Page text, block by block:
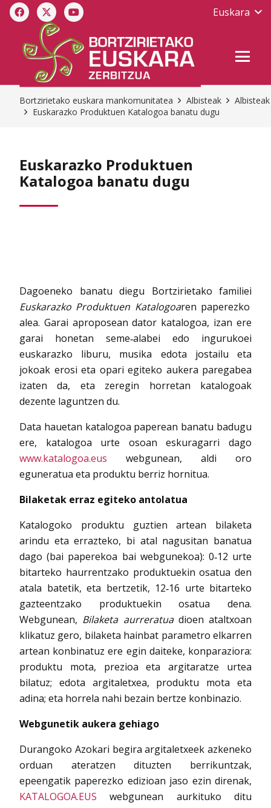
Euskara
Bortzirietako euskara mankomunitatea Albisteak
Albisteak
Euskarazko Produktuen Katalogoa banatu dugu
Euskarazko Produktuen
Katalogoa banatu dugu
Dagoeneko banatu diegu Bortzirietako familiei
Euskarazko Produktuen Katalogoaren paperezko
alea. Garai aproposean dator katalogoa, izan ere
garai honetan seme‐alabei edo ingurukoei
euskarazko liburu, musika edota jostailu eta
jokoak erosi eta opari egiteko aukera paregabea
izaten da, eta zeregin horretan katalogoak
dezente laguntzen du.
Data hauetan katalogoa paperean banatu badugu
ere, katalogoa urte osoan eskuragarri dago
www.katalogoa.eus webgunean, aldi oro
eguneratua eta produktu berriz hornitua.
Bilaketak erraz egiteko antolatua
Katalogoko produktu guztien artean bilaketa
arindu eta errazteko, bi atal nagusitan banatua
dago (bai paperekoa bai webgunekoa): 0‐12 urte
bitarteko haurrentzako produktuekin osatua den
atala batetik, eta bertzetik, 12‐16 urte bitarteko
gazteentzako produktuekin osatua dena.
Webgunean, Bilaketa aurreratua dioen ataltxoan
klikatuz gero, bilaketa hainbat parametro elkarren
artean konbinatuz ere egin daiteke, konparaziora:
produktu mota, prezioa eta argitaratze urtea
bilatuz; edota argitaletxea, produktu mota eta
adina; eta horrela nahi bezain bertze konbinazio.
Webgunetik aukera gehiago
Durangoko Azokari begira argitaletxeek azkeneko
orduan ateratzen dituzten berrikuntzak,
epeengatik paperezko edizioan jaso ezin direnak,
KATALOGOA.EUS webgunean aurkituko ditu